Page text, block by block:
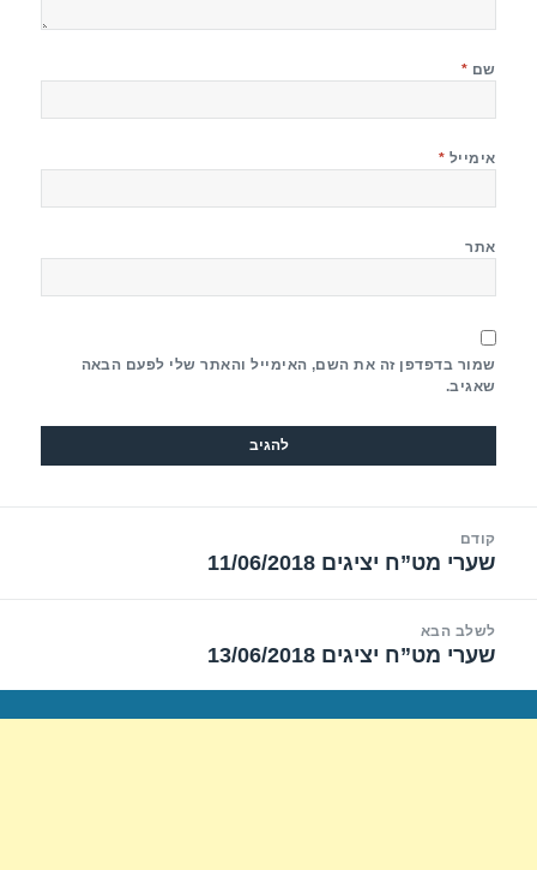
שם *
אימייל *
אתר
שמור בדפדפן זה את השם, האימייל והאתר שלי לפעם הבאה
שאגיב.
קודם
הפוסט
שערי מט”ח יציגים 11/06/2018
לשלב הבא
הפוסט
שערי מט”ח יציגים 13/06/2018